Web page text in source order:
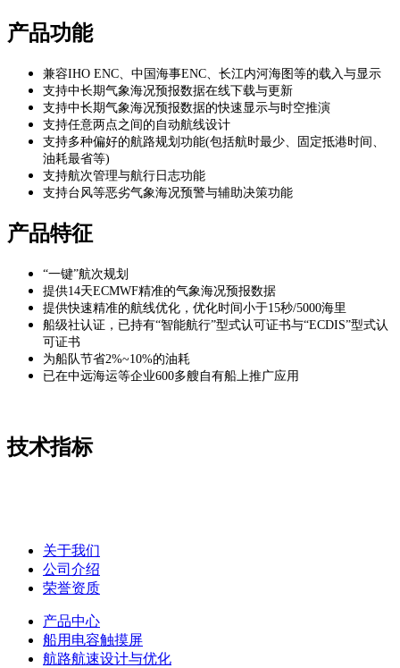
产品功能
兼容IHO ENC、中国海事ENC、长江内河海图等的载入与显示
支持中长期气象海况预报数据在线下载与更新
支持中长期气象海况预报数据的快速显示与时空推演
支持任意两点之间的自动航线设计
支持多种偏好的航路规划功能(包括航时最少、
固定抵港时间、
油耗最省等)
支持航次管理与航行日志功能
支持台风等恶劣气象海况预警与辅助决策功能
产品特征
“一键”航次规划
提供14天ECMWF精准的气象海况预报数据
提供快速精准的航线优化，优化时间小于15秒/5000海里
船级社认证，已持有“智能航行”型式认可证书与“ECDIS”型式认
可证书
为船队节省2%~10%的油耗
已在中远海运等企业600多艘自有船上推广应用
技术指标
关于我们
公司介绍
荣誉资质
产品中心
船用电容触摸屏
航路航速设计与优化